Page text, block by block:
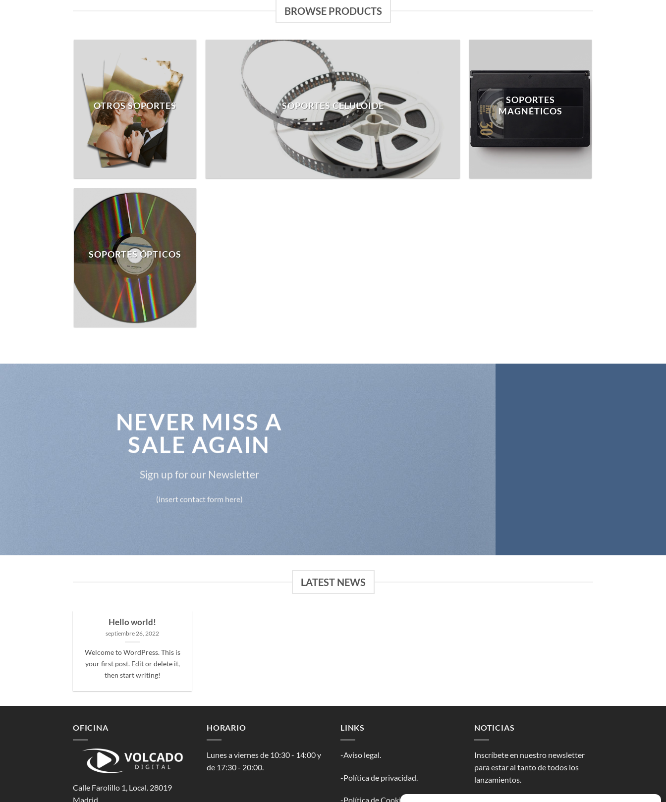
BROWSE PRODUCTS
OTROS SOPORTES SOPORTES CELULOIDE
SOPORTES
MAGNÉTICOS
SOPORTES ÓPTICOS
NEVER MISS A
SALE AGAIN
Sign up for our Newsletter
(insert contact form here)
LATEST NEWS
Hello world!
septiembre 26, 2022
Welcome to WordPress. This is
your first post. Edit or delete it,
then start writing!
OFICINA
Calle Farolillo 1, Local. 28019
Madrid.
HORARIO
Lunes a viernes de 10:30 - 14:00 y
de 17:30 - 20:00.
LINKS
-Aviso legal.
-Política de privacidad.
-Política de Cookies.
NOTICIAS
Inscríbete en nuestro newsletter
para estar al tanto de todos los
lanzamientos.